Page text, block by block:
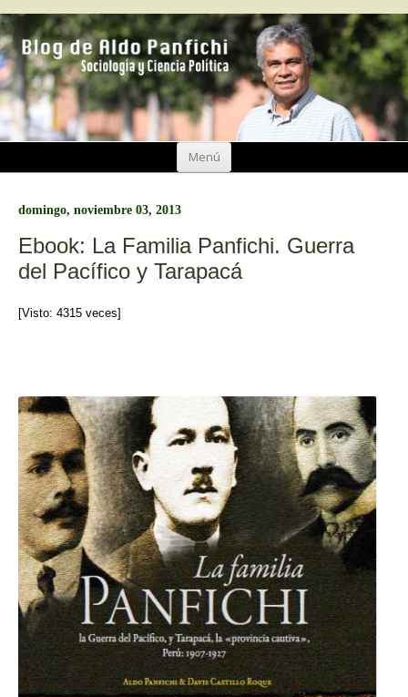
Menú
Ir
domingo, noviembre 03, 2013
Ebook: La Familia Panfichi. Guerra
del Pacífico y Tarapacá
[Visto: 4315 veces]